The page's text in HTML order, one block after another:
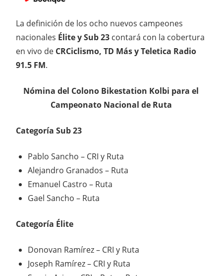
La definición de los ocho nuevos campeones
nacionales Élite y Sub 23 contará con la cobertura
en vivo de CRCiclismo, TD Más y Teletica Radio
91.5 FM.
Nómina del Colono Bikestation Kolbi para el
Campeonato Nacional de Ruta
Categoría Sub 23
Pablo Sancho – CRI y Ruta
Alejandro Granados – Ruta
Emanuel Castro – Ruta
Gael Sancho – Ruta
Categoría Élite
Donovan Ramírez – CRI y Ruta
Joseph Ramírez – CRI y Ruta